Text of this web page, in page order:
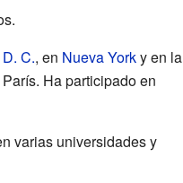
C., en Nueva Yorky en la
Ha participado en
varias universidades y